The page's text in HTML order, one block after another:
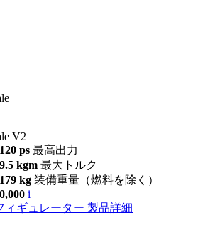
V2
120 ps 最高出力
9.5 kgm 最大トルク
179 kg 装備重量（燃料を除く）
i
ィギュレーター 製品詳細